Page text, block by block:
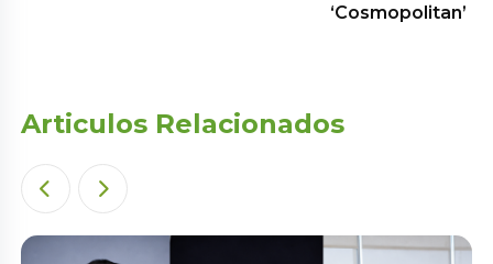
‘Cosmopolitan’
Articulos Relacionados